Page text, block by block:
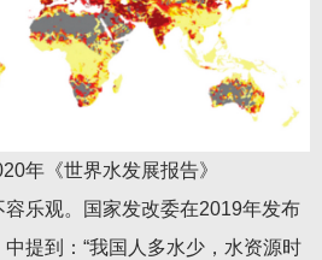
年《世界水发展报告》
乐观。国家发改委在2019年发布
提到：“我国人多水少，水资源时